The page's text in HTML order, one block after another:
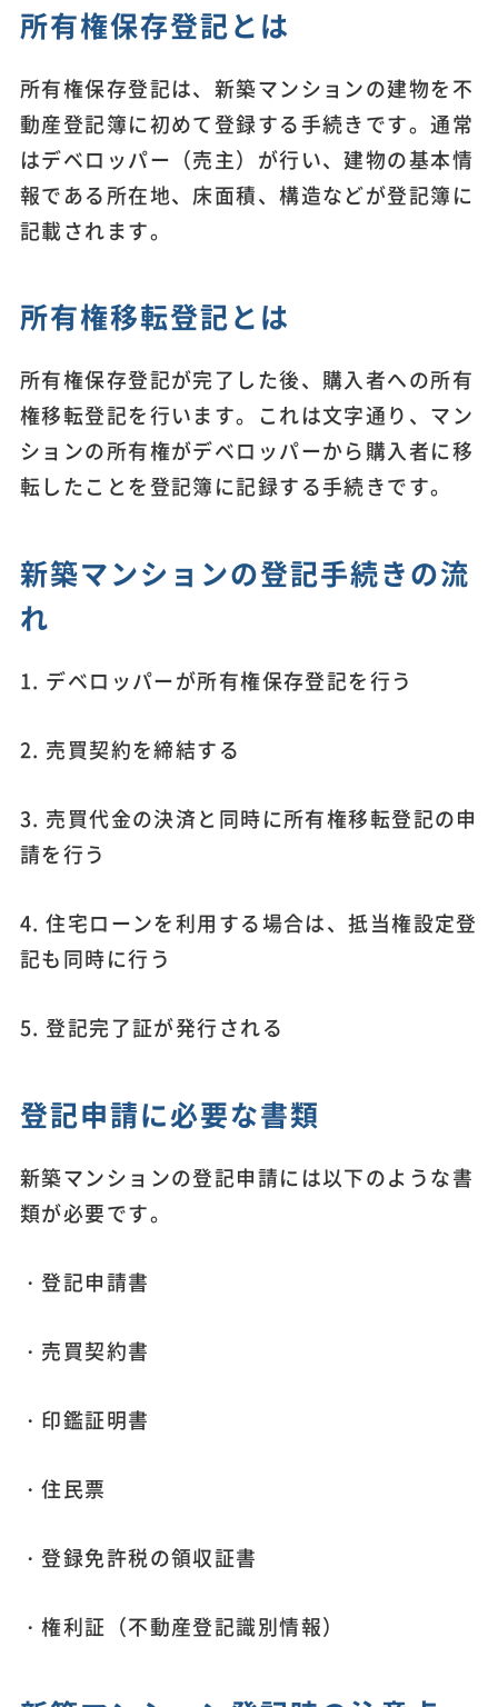
所有権保存登記とは
所有権保存登記は、新築マンションの建物を不
動産登記簿に初めて登録する手続きです。通常
はデベロッパー（売主）が行い、建物の基本情
報である所在地、床面積、構造などが登記簿に
記載されます。
所有権移転登記とは
所有権保存登記が完了した後、購入者への所有
権移転登記を行います。これは文字通り、マン
ションの所有権がデベロッパーから購入者に移
転したことを登記簿に記録する手続きです。
新築マンションの登記手続きの流
れ
1. デベロッパーが所有権保存登記を行う
2. 売買契約を締結する
3. 売買代金の決済と同時に所有権移転登記の申
請を行う
4. 住宅ローンを利用する場合は、抵当権設定登
記も同時に行う
5. 登記完了証が発行される
登記申請に必要な書類
新築マンションの登記申請には以下のような書
類が必要です。
・登記申請書
・売買契約書
・印鑑証明書
・住民票
・登録免許税の領収証書
・権利証（不動産登記識別情報）